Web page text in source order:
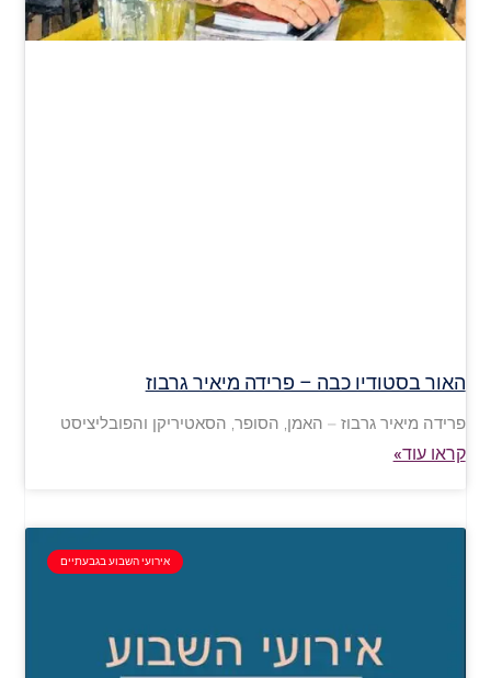
האור בסטודיו כבה – פרידה מיאיר גרבוז
פרידה מיאיר גרבוז – האמן, הסופר, הסאטיריקן והפובליציסט
קראו עוד»
אירועי השבוע בגבעתיים